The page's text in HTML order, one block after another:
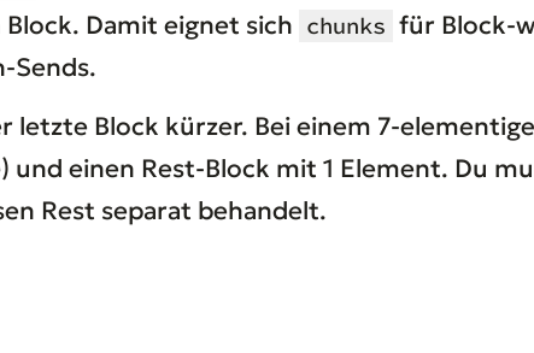
Damit eignet sich chunks für Block-
Sends.
letzte Block kürzer. Bei einem 7-
und einen Rest-Block mit 1 Element. Du
Rest separat behandelt.